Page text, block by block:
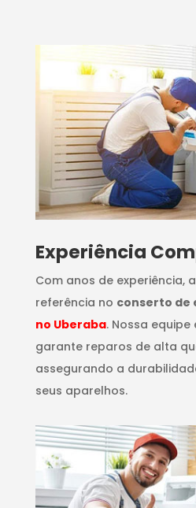
​Experiência
Com anos de experiência, a
referência no conserto de
no Uberaba. Nossa
garante reparos de alta
assegurando a
seus aparelhos.